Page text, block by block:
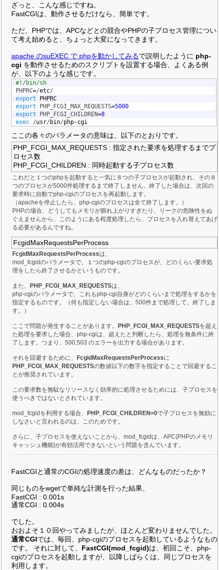
ざっと、こんな感じですね。
FastCGIは、動作させるだけなら、簡単です。
ただ、PHPでは、APCなどとの競合やPHPの子プロセス管理につい
て考え始めると、ちょっと大変になってきます。
apache のsuEXEC で phpを動かしてみるで説明したように php-
cgi を動作させるためのスクリプトを設置する場合、よくある例
が、以下のような感じです。
#!/bin/sh
PHPRC=/etc/
export
export
PHP_FCGI_MAX_REQUESTS=5000
export
PHP_FCGI_CHILDREN=8
exec /usr/ bin/php-cgi
ここの各々のパラメータの意味は、以下のとおりです。
PHP_FCGI_MAX_REQUESTS : 指定された要求を処理するまでプ
ロセス数
PHP_FCGI_CHILDREN : 同時起動する子プロセス数
これだと１つのphpを起動すると一気に８つの子プロセスが起動され、その８
つのプロセスが5000件処理するまで終了しません。終了した場合は、次回の
要求時に自動でphp-cgiのプロセスを再起動します。
（apacheを停止したら、php-cgiのプロセスは全て終了します。）
PHPの場合、どうしてもメモリが膨れ上がりすぎたり、リークの危険性をぬ
ぐえませんから、このようにある程度処理したら、プロセスを入れ替えてあげ
る必要があるんですね。
FcgidMaxRequestsPerProcess
FcgidMaxRequestsPerProcessは、
mod_fcgidのパラメータで、１つのphp-cgiのプロセスが、どのくらい要求処
理をしたら終了させるかというものです。
また、 PHP_FCGI_MAX_REQUESTSは、
php-cgiのパラメータで、これもphp-cgi自身がどのくらいまで処理をするかを
指定するものです。（何も指定しない場合は、500件まで処理して、終了しま
す。）
ここで問題が発生することがあります。 PHP_FCGI_MAX_REQUESTSを超え
た処理を要求した場合、php-cgiは、超えたと判断したら、処理を無条件に終
了します。つまり、500,503 のエラーを出力する場合があります。
それを回避するために、 FcgidMaxRequestsPerProcessに
PHP_FCGI_MAX_REQUESTSの数値以下の数字を指定することで回避するこ
とが推奨されています。
この要求数を無駄なリソースなく効率的に処理させるためには、子プロセスを
使うべきではないとされています。
mod_fcgidを利用する場合、 PHP_FCGI_CHILDREN=0で子プロセスを無効に
しなさいと言われるのは、このためです。
さらに、子プロセスを使えないことから、mod_fcgidは、APC(PHPのメモリ
キャッシュ機能)が有効活用できないという問題を含んでいます。
FastCGIと通常のCGIの処理速度の差は、どんなものだったか？
同じものをwgetで単純な計測を行った結果、
FastCGI : 0.001s
通常CGI : 0.004s
でした。
おおよそ１０回やってみましたが、ほとんど変わりませんでした。
通常CGIでは、毎回、php-cgiのプロセスを起動しているようなもの
です。 それに対して、 FastCGI(mod_fcgid)は、初回こそ、php-
cgiのプロセスを起動しますが、以降しばらくは、同じプロセスを
利用します。